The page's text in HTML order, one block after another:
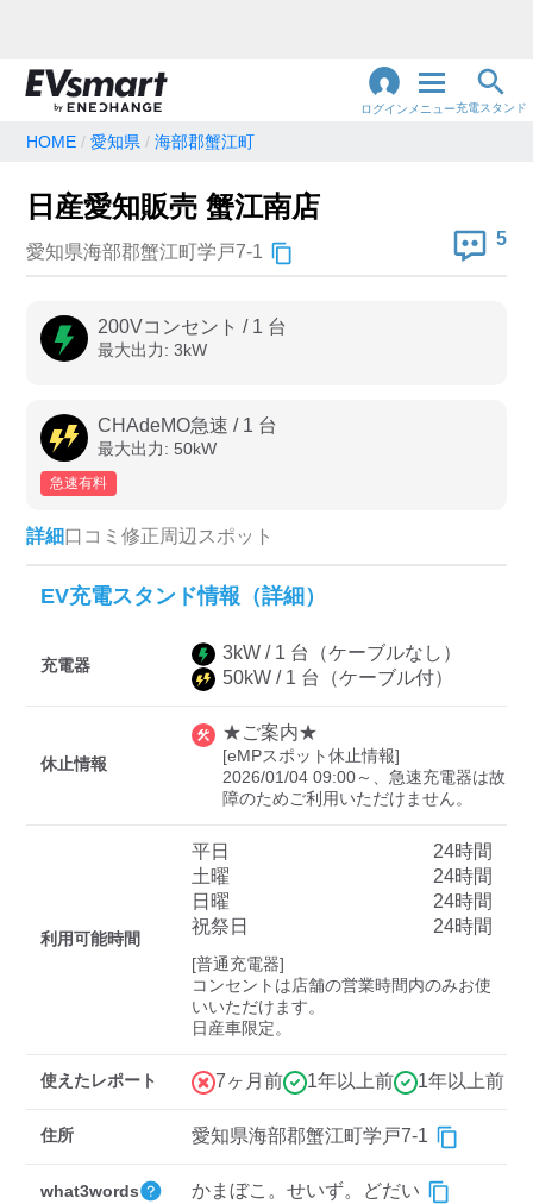
ログイン メニュー充電スタンド
地名・観光スポット・住所で検索
充電器の種類
急速充電器のみ表示
認証システム
EV充電エネチェンジ
三菱ディーラーを表示
日産ディーラーを表示
検索する
HOME 愛知県 海部郡蟹江町
日産愛知販売 蟹江南店
愛知県海部郡蟹江町学戸7-1
5
200Vコンセント / 1 台
最大出力: 3kW
CHAdeMO急速 / 1 台
最大出力: 50kW
急速有料
詳細口コミ 修正周辺スポット
EV充電スタンド情報（詳細）
充電器
3kW / 1 台
（ケーブルなし）
50kW / 1 台 （ケーブル付）
休止情報
★ご案内★
[eMPスポット休止情報]
2026/01/04 09:00～、急速充電器は故
障のためご利用いただけません。
利用可能時間
平日
24時間
土曜
24時間
日曜
24時間
祝祭日
24時間
[普通充電器]
コンセントは店舗の営業時間内のみお使
いいただけます。
日産車限定。
使えたレポート 7ヶ月前 1年以上前 1年以上前
住所 愛知県海部郡蟹江町学戸7-1
what3words かまぼこ。せいず。どだい